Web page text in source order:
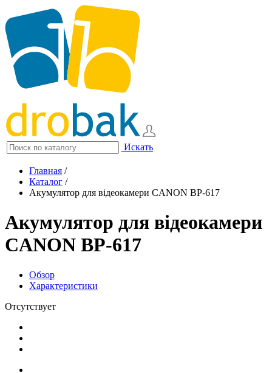
Искать
Главная /
Каталог /
Акумулятор для відеокамери CANON BP-617
Акумулятор для відеокамери
CANON BP-617
Обзор
Характеристики
Отсутствует